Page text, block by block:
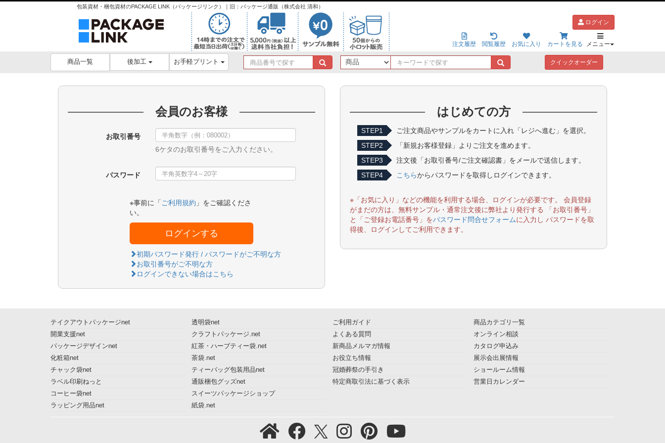
包装資材・梱包資材のPACKAGE LINK（パッケージリンク）｜旧：パッケージ通販（株式会社 清和）
ログイン
注文履歴 閲覧履歴 お気に入り カートを見る メニュー
商品一覧 後加工 お手軽プリント
商
品
キ
ー
で
探
す
クイックオーダー
会員のお客様
お取引番号
6ケタのお取引番号をご入力ください。
パスワード
※事前に「 ご利用規約 」をご確認くださ
い。
ログインする
初期パスワード発行 / パスワードがご不明な方
お取引番号がご不明な方
ログインできない場合はこちら
はじめての方
STEP1
ご注文商品やサンプルをカートに入れ「レジへ進む」を選択。
STEP2
「新規お客様登録」よりご注文を進めます。
STEP3
注文後「お取引番号/ご注文確認書」をメールで送信します。
STEP4
こちらからパスワードを取得しログインできます。
※「お気に入り」などの機能を利用する場合、ログインが必要です。 会員登録
がまだの方は、無料サンプル・通常注文後に弊社より発行する 「お取引番号」
と「ご登録お電話番号」をパスワード問合せフォームに入力し パスワードを取
得後、ログインしてご利用できます。
テイクアウトパッケージnet
開業支援net
パッケージデザインnet
化粧箱net
チャック袋net
ラベル印刷ねっと
コーヒー袋net
ラッピング用品net
透明袋net
クラフトパッケージ.net
紅茶・ハーブティー袋.net
茶袋.net
ティーバッグ包装用品net
通販梱包グッズnet
スイーツパッケージショップ
紙袋.net
ご利用ガイド
よくある質問
新商品メルマガ情報
お役立ち情報
冠婚葬祭の手引き
特定商取引法に基づく表示
商品カテゴリ一覧
オンライン相談
カタログ申込み
展示会出展情報
ショールーム情報
営業日カレンダー